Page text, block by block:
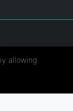
allowing